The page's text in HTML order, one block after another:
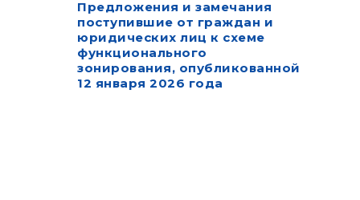
Предложения и замечания
поступившие от граждан и
юридических лиц к схеме
функционального
зонирования, опубликованной
12 января 2026 года